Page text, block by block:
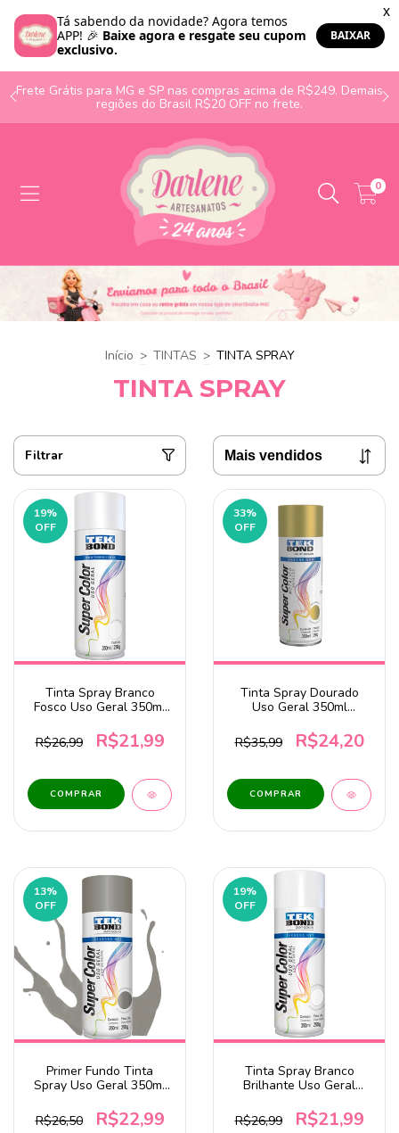
Frete Grátis para MG e SP nas compras acima de R$249. Demais
regiões do Brasil R$20 OFF no frete.
0
Início > TINTAS > TINTA SPRAY
TINTA SPRAY
Filtrar
19%
OFF
Tinta Spray Branco
Fosco Uso Geral 350ml
R$26,99
R$21,99
33%
OFF
Tinta Spray Dourado
Uso Geral 350ml
R$35,99
R$24,20
13%
OFF
Primer Fundo Tinta
Spray Uso Geral 350ml
R$26,50
R$22,99
19%
OFF
Tinta Spray Branco
Brilhante Uso Geral
R$26,99
R$21,99